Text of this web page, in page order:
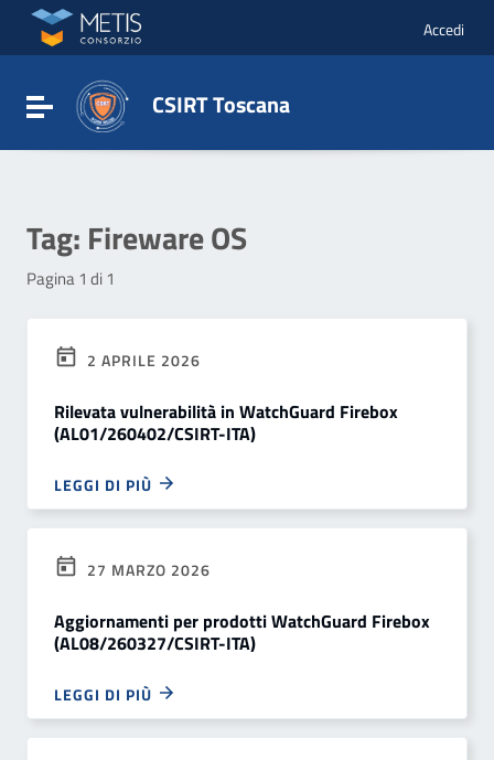
Vai ai contenuti
Vai al menu di navigazione
Vai al footer
Accedi
Attiva / disattiva la navigazione
CSIRT Toscana
Tag: Fireware OS
Pagina 1 di 1
2 APRILE 2026
Rilevata vulnerabilità in WatchGuard Firebox
(AL01/260402/CSIRT-ITA)
LEGGI DI PIÙ
27 MARZO 2026
Aggiornamenti per prodotti WatchGuard Firebox
(AL08/260327/CSIRT-ITA)
LEGGI DI PIÙ